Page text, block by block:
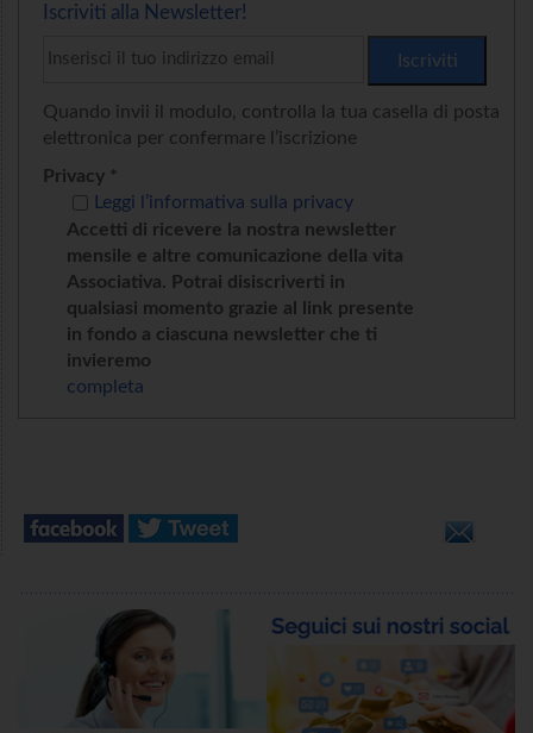
Iscriviti alla Newsletter!
Quando invii il modulo, controlla la tua casella di posta
elettronica per confermare l’iscrizione
Privacy *
Accetti di ricevere la nostra newsletter
mensile e altre comunicazione della vita
Associativa. Potrai disiscriverti in
qualsiasi momento grazie al link presente
in fondo a ciascuna newsletter che ti
invieremo
Leggi l’informativa sulla privacy
completa